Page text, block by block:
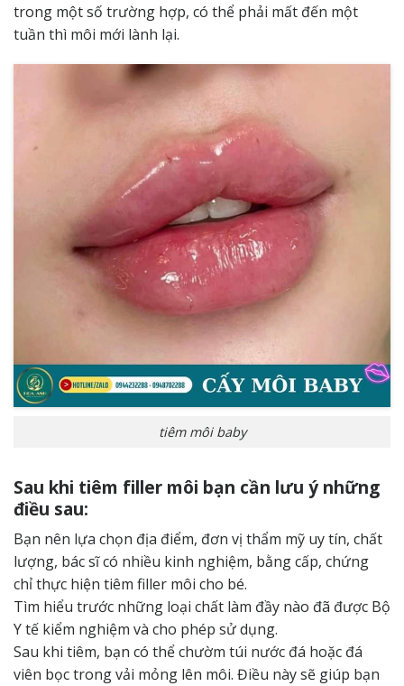
trong một số trường hợp, có thể phải mất đến một
tuần thì môi mới lành lại.
tiêm môi baby
Sau khi tiêm filler môi bạn cần lưu ý những
điều sau:
Bạn nên lựa chọn địa điểm, đơn vị thẩm mỹ uy tín, chất
lượng, bác sĩ có nhiều kinh nghiệm, bằng cấp, chứng
chỉ thực hiện tiêm filler môi cho bé.
Tìm hiểu trước những loại chất làm đầy nào đã được Bộ
Y tế kiểm nghiệm và cho phép sử dụng.
Sau khi tiêm, bạn có thể chườm túi nước đá hoặc đá
viên bọc trong vải mỏng lên môi. Điều này sẽ giúp bạn